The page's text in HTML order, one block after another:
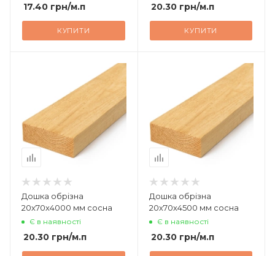
17.40 грн/м.п
КУПИТИ
20.30грн/м.п
КУПИТИ
Дошка обрізна
20х70х4000 мм сосна
Є в наявності
20.30 грн/м.п
Дошка обрізна
20х70х4500 мм сосна
Є в наявності
20.30грн/м.п